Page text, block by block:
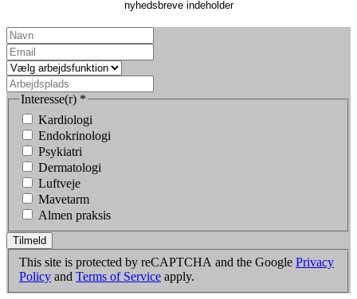
nyhedsbreve indeholder
Interesse(r) *
Kardiologi
Endokrinologi
Psykiatri
Dermatologi
Luftveje
Mavetarm
Almen praksis
Tilmeld
This site is protected by reCAPTCHA and the Google Privacy
Policy and Terms of Service apply.